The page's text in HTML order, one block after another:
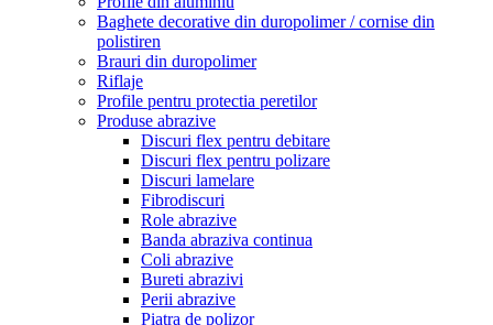
Baghete decorative din duropolimer / cornise din
polistiren
Brauri din duropolimer
Riflaje
Profile pentru protectia peretilor
Produse abrazive
Discuri flex pentru debitare
Discuri flex pentru polizare
Discuri lamelare
Fibrodiscuri
Role abrazive
Banda abraziva continua
Coli abrazive
Bureti abrazivi
Perii abrazive
Piatra de polizor